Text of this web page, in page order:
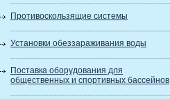
Противоскользящие системы
Установки обеззараживания воды
Поставка оборудования для
общественных и спортивных бассейнов